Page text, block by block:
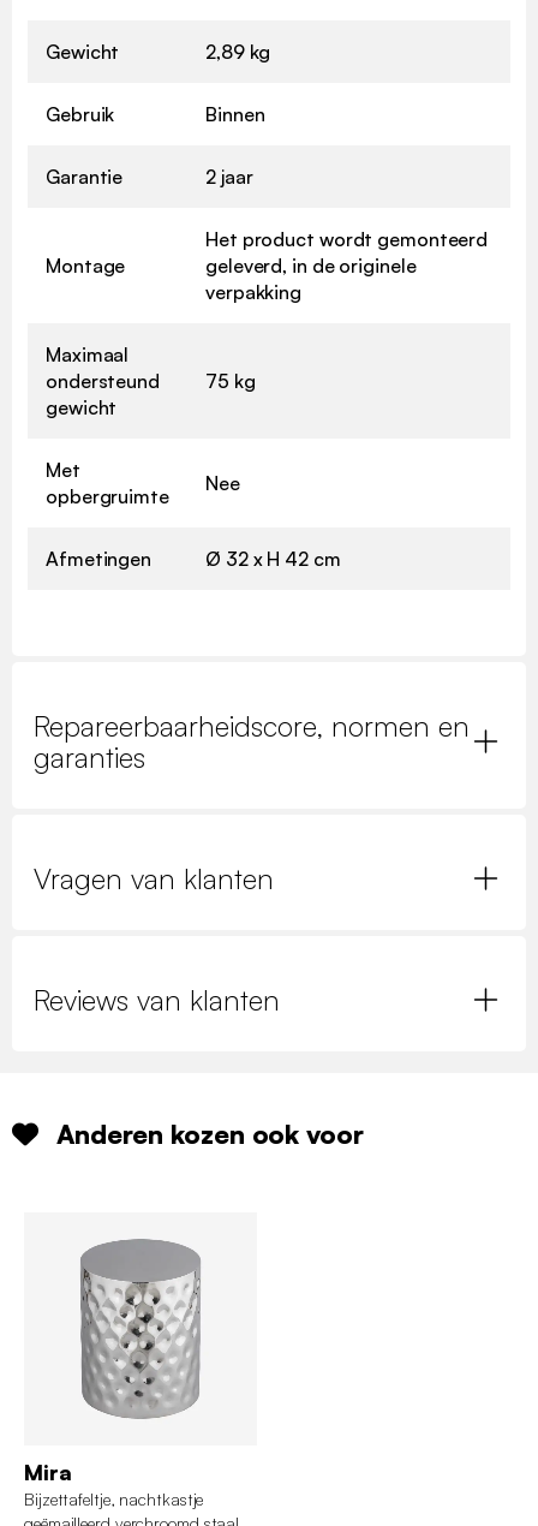
Gewicht 2,89 kg
Gebruik Binnen
Garantie 2 jaar
Montage
Het product wordt gemonteerd
geleverd, in de originele
verpakking
Maximaal
ondersteund
gewicht
75 kg
Met
opbergruimte
Nee
Afmetingen Ø 32 x H 42 cm
Repareerbaarheidscore, normen en
garanties
Vragen van klanten
Reviews van klanten
Anderen kozen ook voor
Mira
Bijzettafeltje, nachtkastje